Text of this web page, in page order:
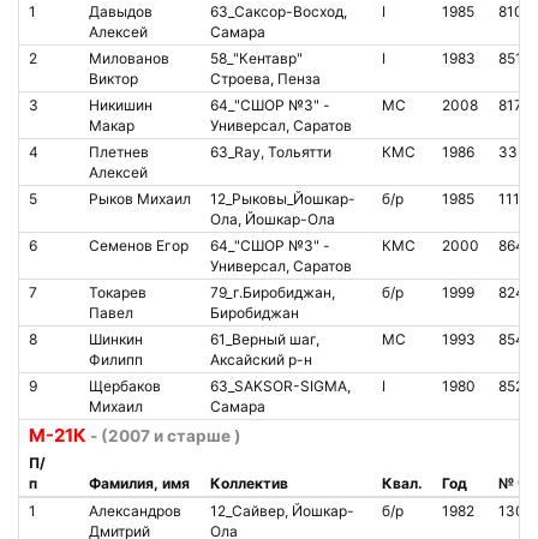
1
Давыдов
Алексей
63_Саксор-Восход,
Самара
I 1985
2
Милованов
Виктор
58_"Кентавр"
Строева, Пенза
I 1983
3
Никишин
Макар
64_"СШОР №3" -
Универсал, Саратов
МС 2008
4
Плетнев
Алексей
63_Ray, Тольятти КМС 1986
5 Рыков Михаил
12_Рыковы_Йошкар-
Ола, Йошкар-Ола
б/р 1985
6 Семенов Егор
64_"СШОР №3" -
Универсал, Саратов
КМС 2000
7
Токарев
Павел
79_г.Биробиджан,
Биробиджан
б/р 1999
8
Шинкин
Филипп
61_Верный шаг,
Аксайский р-н
МС 1993
9
Щербаков
Михаил
63_SAKSOR-SIGMA,
Самара
I 1980
М-21К - (2007 и старше )
П/
п
Фамилия, имя Коллектив Квал. Год
№
1
Александров
Дмитрий
12_Сайвер, Йошкар-
Ола
б/р 1982